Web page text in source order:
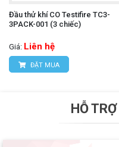
Đầu thử khí CO Testifire TC3-
3PACK-001 (3 chiếc)
Giá: Liên hệ
ĐẶT MUA
HỖ